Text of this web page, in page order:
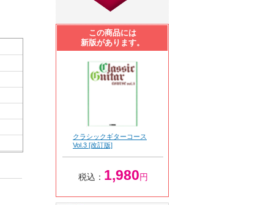
この商品には
新版があります。
クラシックギターコース
Vol.3 [改訂版]
税込： 1,980円